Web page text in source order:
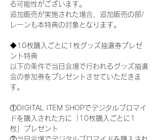
る可能性がございます。
追加販売が実施された場合、追加販売の部/
レーンも本特典の対象となります。
◆10枚購入ごとに1枚グッズ抽選券プレゼ
ント特典
以下の条件で当日会場で行われるグッズ抽選
会の参加券をプレゼントさせていただきま
す。
①DIGITAL ITEM SHOPでデジタルブロマイ
ドを購入された方に「10枚購入ごとに1
枚」プレゼント